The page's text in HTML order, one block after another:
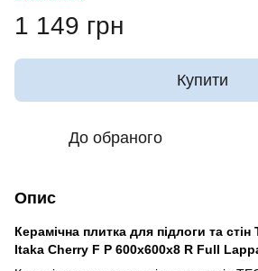
1 149 грн
Купити
До обраного
Опис
Керамічна плитка для підлоги та стін
Itaka Cherry F P 600x600x8 R Full